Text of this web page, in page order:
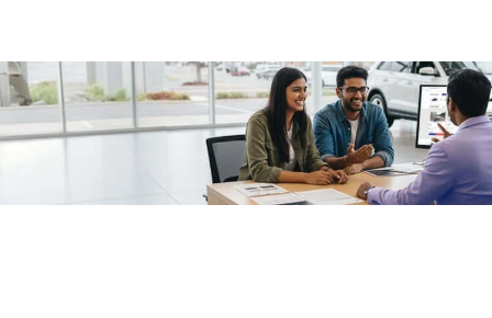
/fragments/plp-details